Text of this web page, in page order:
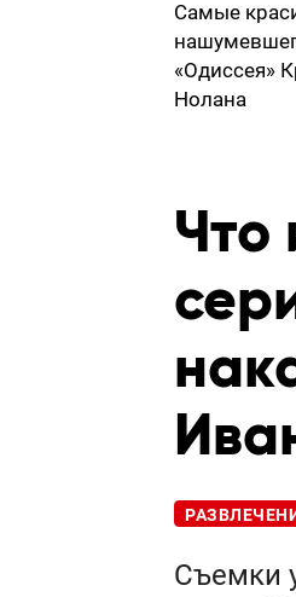
Самые
«Одиссея»
Нолана
Что
Съемки